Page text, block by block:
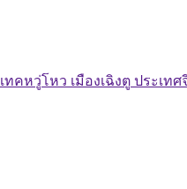
คหวู่โหว เมืองเฉิงตู ประเทศ